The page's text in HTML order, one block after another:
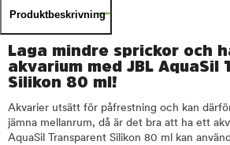
Produktbeskrivning
Laga mindre sprickor och
akvarium med JBL AquaSil
Silikon 80 ml!
Akvarier utsätt för påfrestning och kan
jämna mellanrum, då är det bra att ha ett
AquaSil Transparent Silikon 80 ml kan